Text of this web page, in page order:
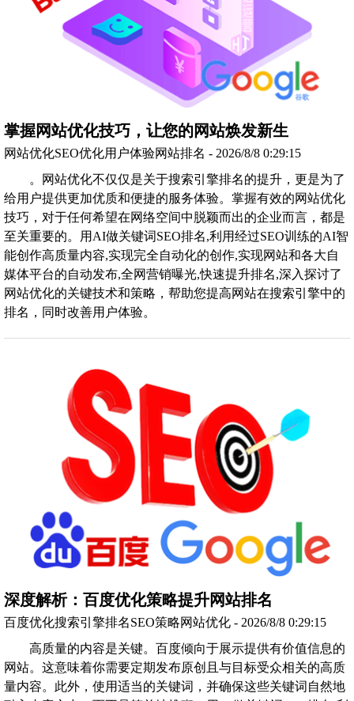
掌握网站优化技巧，让您的网站焕发新生
网站优化SEO优化用户体验网站排名 - 2026/8/8 0:29:15
。网站优化不仅仅是关于搜索引擎排名的提升，更是为了
给用户提供更加优质和便捷的服务体验。掌握有效的网站优化
技巧，对于任何希望在网络空间中脱颖而出的企业而言，都是
至关重要的。用AI做关键词SEO排名,利用经过SEO训练的AI智
能创作高质量内容,实现完全自动化的创作,实现网站和各大自
媒体平台的自动发布,全网营销曝光,快速提升排名,深入探讨了
网站优化的关键技术和策略，帮助您提高网站在搜索引擎中的
排名，同时改善用户体验。
深度解析：百度优化策略提升网站排名
百度优化搜索引擎排名SEO策略网站优化 - 2026/8/8 0:29:15
高质量的内容是关键。百度倾向于展示提供有价值信息的
网站。这意味着你需要定期发布原创且与目标受众相关的高质
量内容。此外，使用适当的关键词，并确保这些关键词自然地